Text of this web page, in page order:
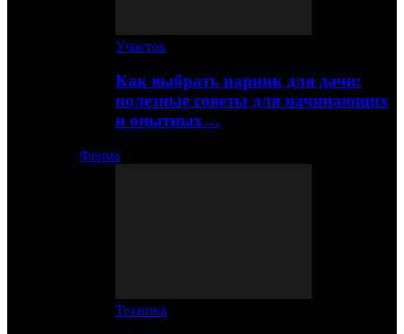
Участок
Как выбрать парник для дачи:
полезные советы для начинающих
и опытных…
Ферма
Техника